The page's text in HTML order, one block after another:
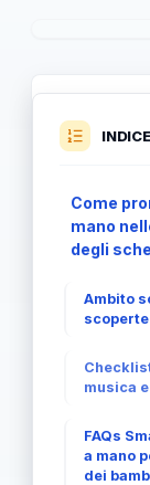
Come
mano
degli
Ambito
musica
FAQs
a mano
dei